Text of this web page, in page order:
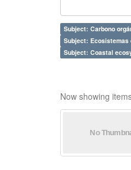
Subject: Carbono
Subject: Ecosistemas
Subject: Coastal
Now showing